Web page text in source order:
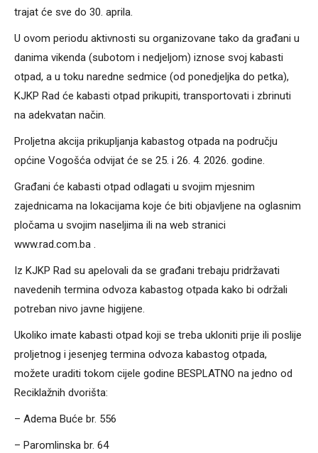
trajat će sve do 30. aprila.
U ovom periodu aktivnosti su organizovane tako da građani u
danima vikenda (subotom i nedjeljom) iznose svoj kabasti
otpad, a u toku naredne sedmice (od ponedjeljka do petka),
KJKP Rad će kabasti otpad prikupiti, transportovati i zbrinuti
na adekvatan način.
Proljetna akcija prikupljanja kabastog otpada na području
općine Vogošća odvijat će se 25. i 26. 4. 2026. godine.
Građani će kabasti otpad odlagati u svojim mjesnim
zajednicama na lokacijama koje će biti objavljene na oglasnim
pločama u svojim naseljima ili na web stranici
www.rad.com.ba .
Iz KJKP Rad su apelovali da se građani trebaju pridržavati
navedenih termina odvoza kabastog otpada kako bi održali
potreban nivo javne higijene.
Ukoliko imate kabasti otpad koji se treba ukloniti prije ili poslije
proljetnog i jesenjeg termina odvoza kabastog otpada,
možete uraditi tokom cijele godine BESPLATNO na jedno od
Reciklažnih dvorišta:
– Adema Buće br. 556
– Paromlinska br. 64